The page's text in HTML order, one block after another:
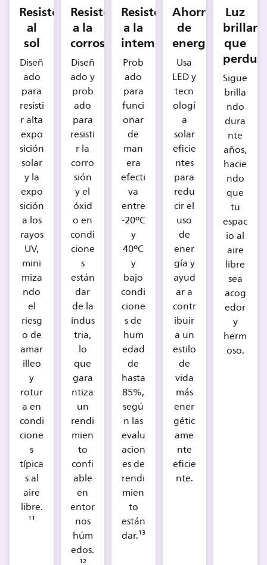
Resistente
al
sol
Diseñ
ado
para
resisti
r alta
expo
sición
solar
y la
expo
sición
a los
rayos
UV,
mini
miza
ndo
el
riesg
o de
amar
illeo
y
rotur
a en
condi
cione
s
típica
s al
aire
libre.
¹¹
Resistente
a la
corrosión
Diseñ
ado y
prob
ado
para
resisti
r la
corro
sión
y el
óxid
o en
condi
cione
s
están
dar
de la
indus
tria,
lo
que
gara
ntiza
un
rendi
mien
to
confi
able
en
entor
nos
húm
edos.
Resistente
a la
intemperie
Prob
ado
para
funci
onar
de
man
era
efecti
va
entre
-20ºC
y
40ºC
y
bajo
condi
cione
s de
hum
edad
de
hasta
85%,
segú
n las
evalu
acion
es de
rendi
mien
to
están
dar.¹³
Ahorro
de
energía
Usa
LED y
tecn
ologí
a
solar
eficie
ntes
para
redu
cir el
uso
de
ener
gía y
ayud
ar a
contr
ibuir
a un
estilo
de
vida
más
ener
gétic
ame
nte
eficie
nte.
Luz
que
Sigue
brilla
ndo
dura
nte
años,
hacie
ndo
que
tu
espac
io al
aire
libre
sea
acog
edor
y
herm
oso.